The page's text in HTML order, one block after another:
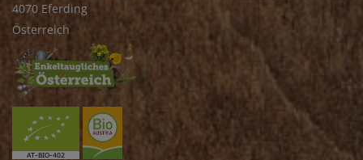
4070 Eferding
Österreich